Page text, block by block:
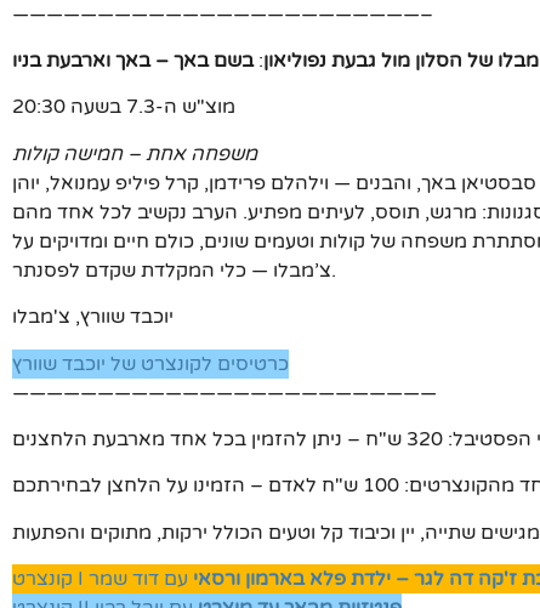
————————————————————————–
של הסלון מול גבעת נפוליאון:בשם באך – באך וארבעת בניו
מוצ"ש ה-7.3 בשעה 20:30
משפחה אחת – חמישה קולות
באך, והבנים — וילהלם פרידמן, קרל פיליפ עמנואל, יוהן
מרגש, תוסס, לעיתים מפתיע. הערב נקשיב לכל אחד מהם
משפחה של קולות וטעמים שונים, כולם חיים ומדויקים על
צ’מבלו — כלי המקלדת שקדם לפסנתר.
יוכבד שוורץ, צ'מבלו
כרטיסים לקונצרט של יוכבד שוורץ
—————————————————————————
שתייה, יין וכיבוד קל וטעים הכולל ירקות, מתוקים והפתעות
קונצרט I
ז'קה דה לגר – ילדת פלא בארמון ורסאי עם דוד שמר